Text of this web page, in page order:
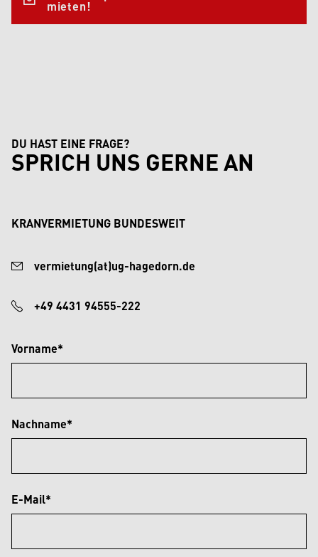
mieten!
DU HAST EINE FRAGE?
SPRICH UNS GERNE AN
KRANVERMIETUNG BUNDESWEIT
vermietung(at)ug-hagedorn.de
+49 4431 94555-222
Vorname*
Nachname*
E-Mail*